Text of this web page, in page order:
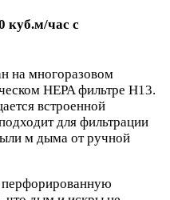
куб.м/час с
на многоразовом
HEPA фильтре H13.
встроенной
для фильтрации
м дыма от ручной
перфорированную